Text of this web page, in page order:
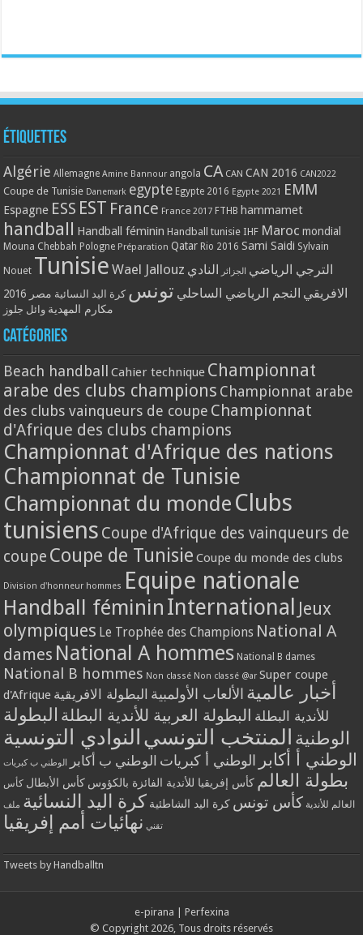
Étiquettes
Algérie Allemagne Amine Bannour angola CA CAN CAN 2016 CAN2022
Coupe de Tunisie Danemark egypte Egypte 2016 Egypte 2021 EMM
Espagne ESS EST France France 2017 FTHB hammamet
handball Handball féminin Handball tunisie IHF Maroc mondial
Mouna Chebbah Pologne Préparation Qatar Rio 2016 Sami Saidi Sylvain
Nouet Tunisie Wael Jallouz الترجي الرياضي الجزائر النادي
الافريقي النجم الرياضي الساحلي تونس كرة اليد النسائية مصر 2016
مكارم المهدية وائل جلوز
Catégories
Beach handball Cahier technique Championnat
arabe des clubs champions Championnat arabe
des clubs vainqueurs de coupe Championnat
d'Afrique des clubs champions
Championnat d'Afrique des nations
Championnat de Tunisie
Championnat du monde Clubs
tunisiens Coupe d'Afrique des vainqueurs de
coupe Coupe de Tunisie Coupe du monde des clubs
Division d'honneur hommes Equipe nationale
Handball féminin International Jeux
olympiques Le Trophée des Champions National A
dames National A hommes National B dames
National B hommes Non classé Non classé @ar Super coupe
d'Afrique
أخبار عالمية الألعاب الأولمبية البطولة الافريقية
للأندية البطلة البطولة العربية للأندية البطلة البطولة
الوطنية المنتخب التونسي النوادي التونسية
الوطني أ أكابر الوطني أ كبريات الوطني ب أكابر الوطني ب كبريات
بطولة العالم كأس إفريقيا للأندية الفائزة بالكؤوس كأس الأبطال كأس
العالم للأندية كأس تونس كرة اليد الشاطئية كرة اليد النسائية ملف
تقني نهائيات أمم إفريقيا
Tweets by Handballtn
e-pirana
Perfexina
© Copyright 2026, Tous droits réservés